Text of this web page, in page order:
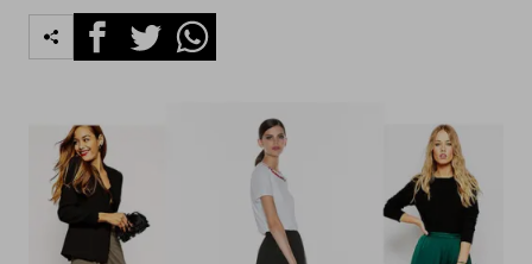
FacebookTwitterWhatsapp